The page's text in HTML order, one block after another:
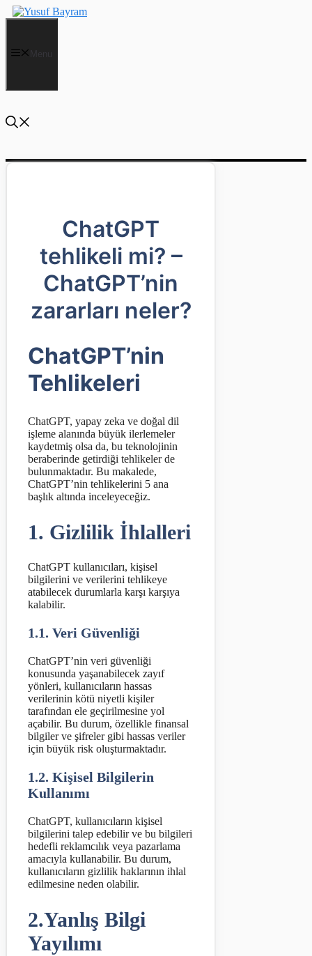
İçeriğe
atla
Menu
ChatGPT
tehlikeli mi? –
ChatGPT’nin
zararları neler?
ChatGPT’nin
Tehlikeleri
ChatGPT, yapay zeka ve doğal dil
işleme alanında büyük ilerlemeler
kaydetmiş olsa da, bu teknolojinin
beraberinde getirdiği tehlikeler de
bulunmaktadır. Bu makalede,
ChatGPT’nin tehlikelerini 5 ana
başlık altında inceleyeceğiz.
1. Gizlilik İhlalleri
ChatGPT kullanıcıları, kişisel
bilgilerini ve verilerini tehlikeye
atabilecek durumlarla karşı karşıya
kalabilir.
1.1. Veri Güvenliği
ChatGPT’nin veri güvenliği
konusunda yaşanabilecek zayıf
yönleri, kullanıcıların hassas
verilerinin kötü niyetli kişiler
tarafından ele geçirilmesine yol
açabilir. Bu durum, özellikle finansal
bilgiler ve şifreler gibi hassas veriler
için büyük risk oluşturmaktadır.
1.2. Kişisel Bilgilerin
Kullanımı
ChatGPT, kullanıcıların kişisel
bilgilerini talep edebilir ve bu bilgileri
hedefli reklamcılık veya pazarlama
amacıyla kullanabilir. Bu durum,
kullanıcıların gizlilik haklarının ihlal
edilmesine neden olabilir.
2.Yanlış Bilgi
Yayılımı